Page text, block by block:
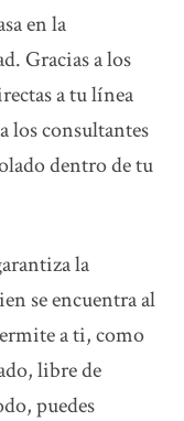
en la
Gracias a los
a tu línea
los consultantes
dentro de tu
la
se encuentra al
a ti, como
libre de
puedes